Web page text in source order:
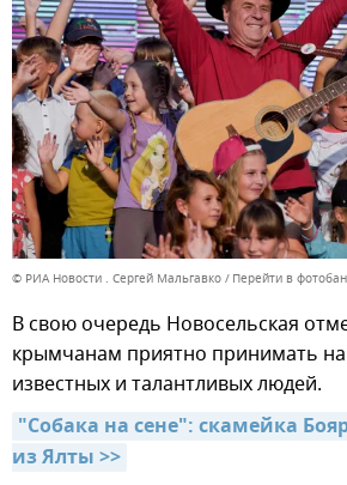
© РИА Новости . Сергей Мальгавко Перейти в
В свою очередь Новосельская
крымчанам приятно принимать
известных и талантливых людей.
"Собака на сене": скамейка
из Ялты >>